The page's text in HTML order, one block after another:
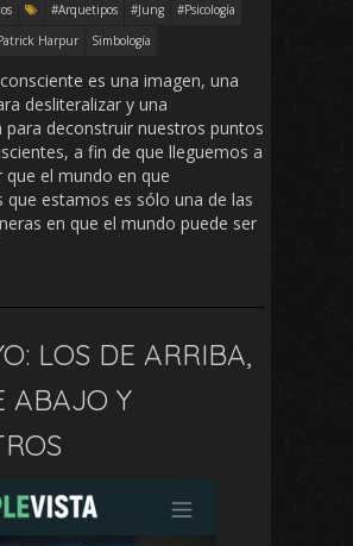
#Arquetipos #Jung
#Psicología
Harpur Simbología
es una imagen, una
desliteralizar y una
para deconstruir nuestros puntos
a fin de que lleguemos a
que el mundo en que
que estamos es sólo una de las
en que el mundo puede ser
LOS DE ARRIBA,
ABAJO Y